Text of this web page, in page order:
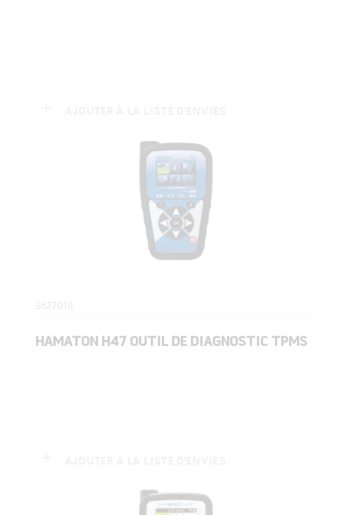
5627018
HAMATON H47 OUTIL DE DIAGNOSTIC TPMS